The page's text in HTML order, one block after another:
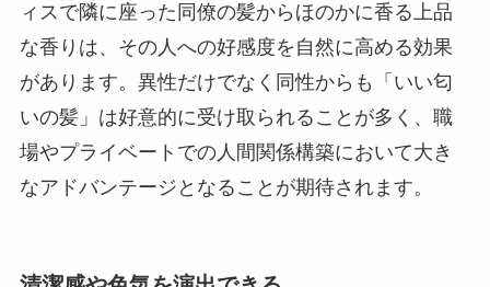
ィスで隣に座った同僚の髪からほのかに香る上品
な香りは、その人への好感度を自然に高める効果
があります。異性だけでなく同性からも「いい匂
いの髪」は好意的に受け取られることが多く、職
場やプライベートでの人間関係構築において大き
なアドバンテージとなることが期待されます。